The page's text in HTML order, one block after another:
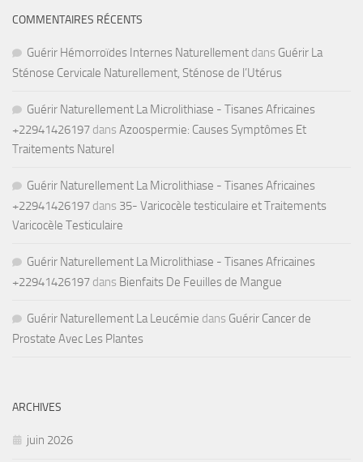
COMMENTAIRES RÉCENTS
Guérir Hémorroïdes Internes Naturellement dans Guérir La
Sténose Cervicale Naturellement, Sténose de l’Utérus
Guérir Naturellement La Microlithiase - Tisanes Africaines
+22941426197 dans Azoospermie: Causes Symptômes Et
Traitements Naturel
Guérir Naturellement La Microlithiase - Tisanes Africaines
+22941426197 dans 35- Varicocèle testiculaire et Traitements
Varicocèle Testiculaire
Guérir Naturellement La Microlithiase - Tisanes Africaines
+22941426197 dans Bienfaits De Feuilles de Mangue
Guérir Naturellement La Leucémie dans Guérir Cancer de
Prostate Avec Les Plantes
ARCHIVES
juin 2026